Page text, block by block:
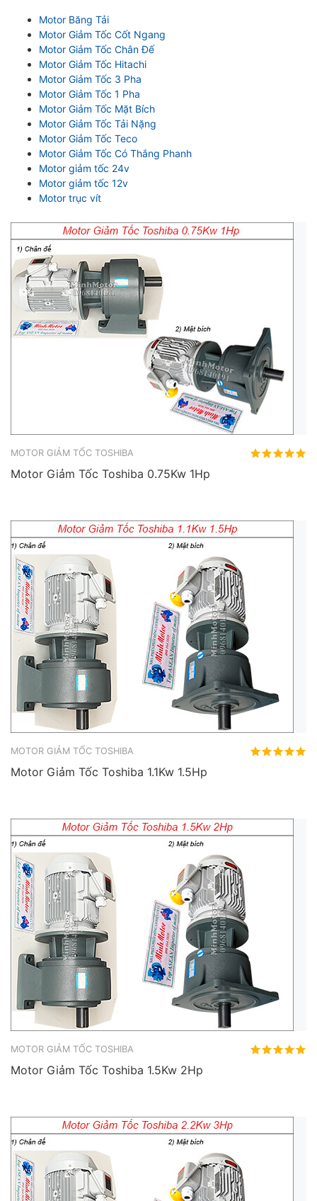
Motor Băng Tải
Motor Giảm Tốc Cốt Ngang
Motor Giảm Tốc Chân Đế
Motor Giảm Tốc Hitachi
Motor Giảm Tốc 3 Pha
Motor Giảm Tốc 1 Pha
Motor Giảm Tốc Mặt Bích
Motor Giảm Tốc Tải Nặng
Motor Giảm Tốc Teco
Motor Giảm Tốc Có Thắng Phanh
Motor giảm tốc 24v
Motor giảm tốc 12v
Motor trục vít
MOTOR GIẢM TỐC TOSHIBA
Motor Giảm Tốc Toshiba 0.75Kw 1Hp
MOTOR GIẢM TỐC TOSHIBA
Motor Giảm Tốc Toshiba 1.1Kw 1.5Hp
MOTOR GIẢM TỐC TOSHIBA
Motor Giảm Tốc Toshiba 1.5Kw 2Hp